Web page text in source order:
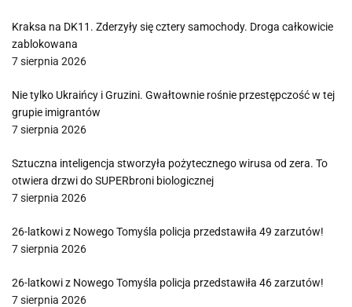
Kraksa na DK11. Zderzyły się cztery samochody. Droga całkowicie
zablokowana
7 sierpnia 2026
Nie tylko Ukraińcy i Gruzini. Gwałtownie rośnie przestępczość w tej
grupie imigrantów
7 sierpnia 2026
Sztuczna inteligencja stworzyła pożytecznego wirusa od zera. To
otwiera drzwi do SUPERbroni biologicznej
7 sierpnia 2026
26-latkowi z Nowego Tomyśla policja przedstawiła 49 zarzutów!
7 sierpnia 2026
26-latkowi z Nowego Tomyśla policja przedstawiła 46 zarzutów!
7 sierpnia 2026